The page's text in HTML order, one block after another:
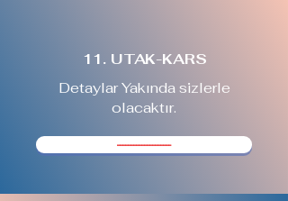
11. UTAK-KARS
Detaylar Yakında sizlerle
olacaktır.
--------------------